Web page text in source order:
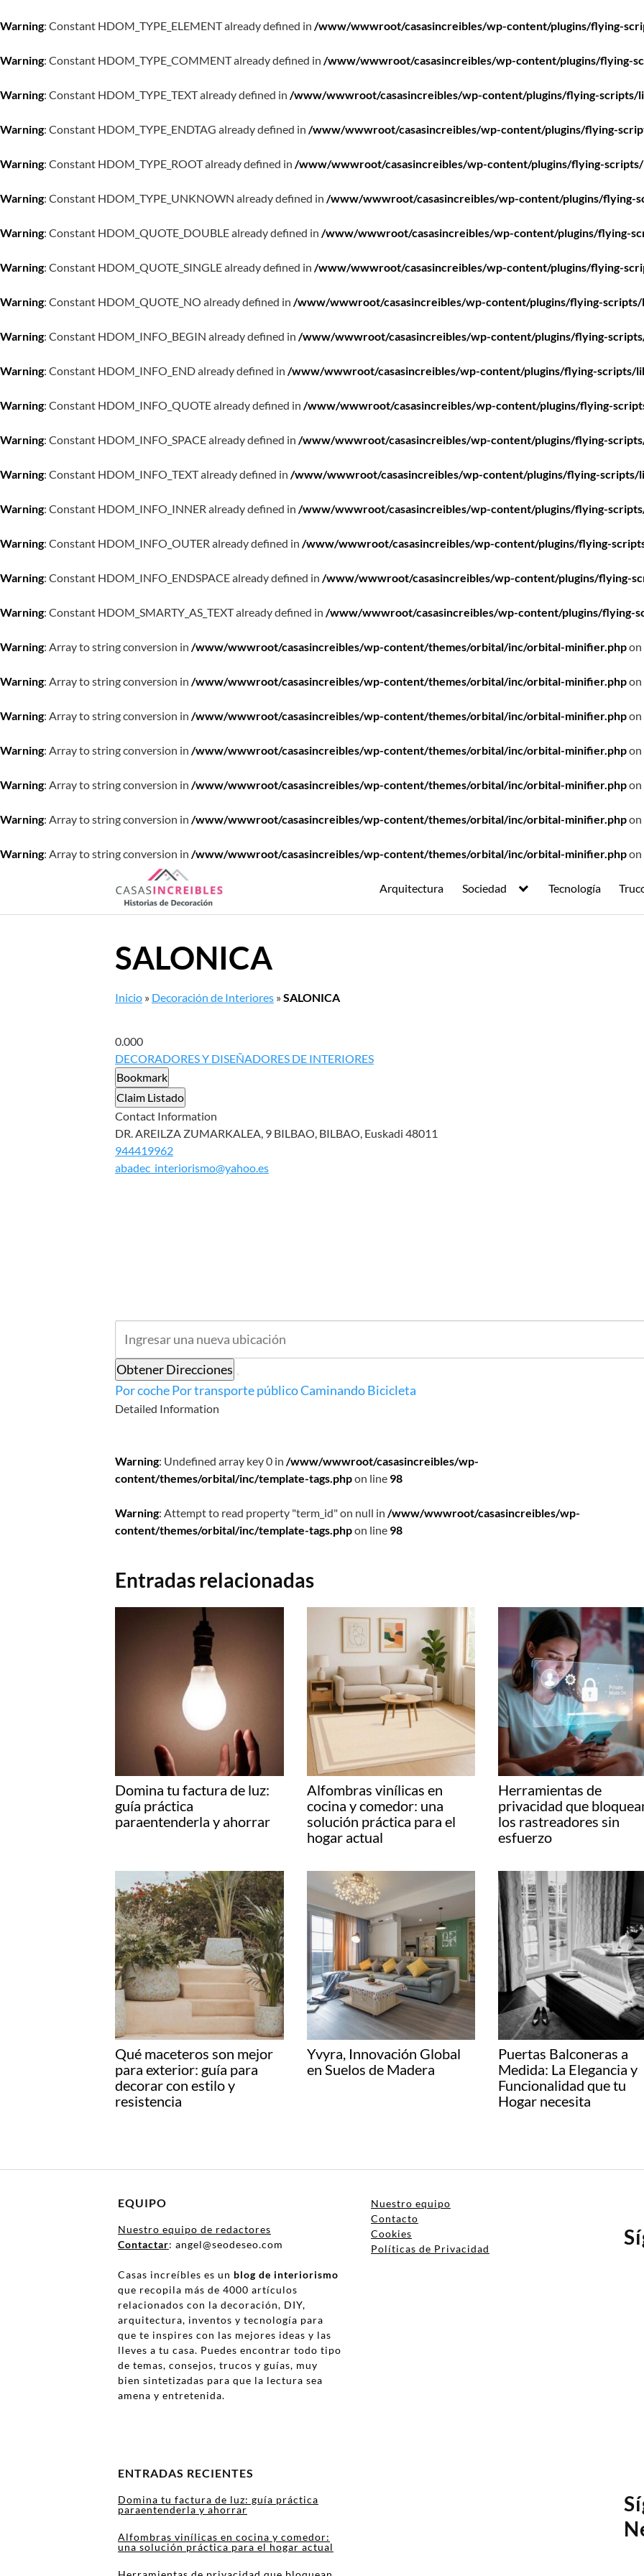
Warning: Constant HDOM_TYPE_ELEMENT already defined in /www/wwwroot/casasincreibles/wp-content/plugins/flying-
Warning: Constant HDOM_TYPE_COMMENT already defined in /www/wwwroot/casasincreibles/wp-content/plugins/flying-
Warning: Constant HDOM_TYPE_TEXT already defined in /www/wwwroot/casasincreibles/wp-content/plugins/flying-scripts/
Warning: Constant HDOM_TYPE_ENDTAG already defined in /www/wwwroot/casasincreibles/wp-content/plugins/flying-
Warning: Constant HDOM_TYPE_ROOT already defined in /www/wwwroot/casasincreibles/wp-content/plugins/flying-
Warning: Constant HDOM_TYPE_UNKNOWN already defined in /www/wwwroot/casasincreibles/wp-content/plugins/flying-
Warning: Constant HDOM_QUOTE_DOUBLE already defined in /www/wwwroot/casasincreibles/wp-content/plugins/flying-
Warning: Constant HDOM_QUOTE_SINGLE already defined in /www/wwwroot/casasincreibles/wp-content/plugins/flying-
Warning: Constant HDOM_QUOTE_NO already defined in /www/wwwroot/casasincreibles/wp-content/plugins/flying-scripts/
Warning: Constant HDOM_INFO_BEGIN already defined in /www/wwwroot/casasincreibles/wp-content/plugins/flying-
Warning: Constant HDOM_INFO_END already defined in /www/wwwroot/casasincreibles/wp-content/plugins/flying-scripts/
Warning: Constant HDOM_INFO_QUOTE already defined in /www/wwwroot/casasincreibles/wp-content/plugins/flying-
Warning: Constant HDOM_INFO_SPACE already defined in /www/wwwroot/casasincreibles/wp-content/plugins/flying-
Warning: Constant HDOM_INFO_TEXT already defined in /www/wwwroot/casasincreibles/wp-content/plugins/flying-scripts/
Warning: Constant HDOM_INFO_INNER already defined in /www/wwwroot/casasincreibles/wp-content/plugins/flying-
Warning: Constant HDOM_INFO_OUTER already defined in /www/wwwroot/casasincreibles/wp-content/plugins/flying-
Warning: Constant HDOM_INFO_ENDSPACE already defined in /www/wwwroot/casasincreibles/wp-content/plugins/flying-
Warning: Constant HDOM_SMARTY_AS_TEXT already defined in /www/wwwroot/casasincreibles/wp-content/plugins/flying-
Warning: Array to string conversion in /www/wwwroot/casasincreibles/wp-content/themes/orbital/inc/orbital-minifier.php
Warning: Array to string conversion in /www/wwwroot/casasincreibles/wp-content/themes/orbital/inc/orbital-minifier.php
Warning: Array to string conversion in /www/wwwroot/casasincreibles/wp-content/themes/orbital/inc/orbital-minifier.php
Warning: Array to string conversion in /www/wwwroot/casasincreibles/wp-content/themes/orbital/inc/orbital-minifier.php
Warning: Array to string conversion in /www/wwwroot/casasincreibles/wp-content/themes/orbital/inc/orbital-minifier.php
Warning: Array to string conversion in /www/wwwroot/casasincreibles/wp-content/themes/orbital/inc/orbital-minifier.php
Warning: Array to string conversion in /www/wwwroot/casasincreibles/wp-content/themes/orbital/inc/orbital-minifier.php
Arquitectura Sociedad Tecnología
SALONICA
Inicio » Decoración de Interiores »SALONICA
0.000
DECORADORES Y DISEÑADORES DE INTERIORES
Bookmark
Claim Listado
Contact Information
DR. AREILZA ZUMARKALEA, 9 BILBAO, BILBAO, Euskadi 48011
944419962
abadec_interiorismo@yahoo.es
Obtener Direcciones
Por cochePor transporte públicoCaminandoBicicleta
Detailed Information
Warning: Undefined array key 0 in /www/wwwroot/casasincreibles/wp-
content/themes/orbital/inc/template-tags.phpon line 98
Warning: Attempt to read property "term_id" on null in /www/wwwroot/casasincreibles/wp-
content/themes/orbital/inc/template-tags.phpon line 98
Entradas relacionadas
Domina tu factura de luz:
guía práctica
paraentenderla y ahorrar
Alfombras vinílicas en
cocina y comedor: una
solución práctica para el
hogar actual
Herramientas de
privacidad que
los rastreadores sin
esfuerzo
Qué maceteros son mejor
para exterior: guía para
decorar con estilo y
resistencia
Yvyra, Innovación Global
en Suelos de Madera
Puertas Balconeras a
Medida: La Elegancia y
Funcionalidad que tu
Hogar necesita
EQUIPO
Nuestro equipo de redactores
Contactar: angel@seodeseo.com
Casas increíbles es un blog de interiorismo
que recopila más de 4000 artículos
relacionados con la decoración, DIY,
arquitectura, inventos y tecnología para
que te inspires con las mejores ideas y las
lleves a tu casa. Puedes encontrar todo tipo
de temas, consejos, trucos y guías, muy
bien sintetizadas para que la lectura sea
amena y entretenida.
ENTRADAS RECIENTES
Domina tu factura de luz: guía práctica
paraentenderla y ahorrar
Alfombras vinílicas en cocina y comedor:
una solución práctica para el hogar actual
Nuestro equipo
Contacto
Cookies
Políticas de Privacidad